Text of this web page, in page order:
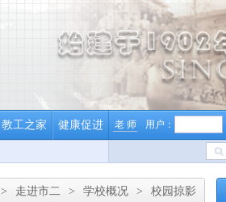
教工之家 健康促进 老 师 用户：
> 走进市二 > 学校概况 > 校园掠影